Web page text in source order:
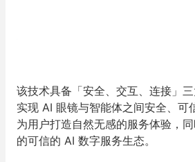
该技术具备「安全、交互、连接」
实现 AI 眼镜与智能体之间安全、可
为用户打造自然无感的服务体验，
的可信的 AI 数字服务生态。